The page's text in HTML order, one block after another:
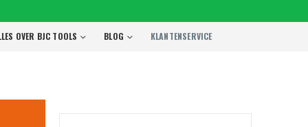
OVER BJC TOOLS BLOG KLANTENSERVICE